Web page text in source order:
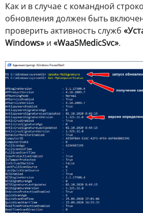
Как и в случае с командной
обновления должен быть
проверить активность служб
Windows» и «WaaSMedicSvc».